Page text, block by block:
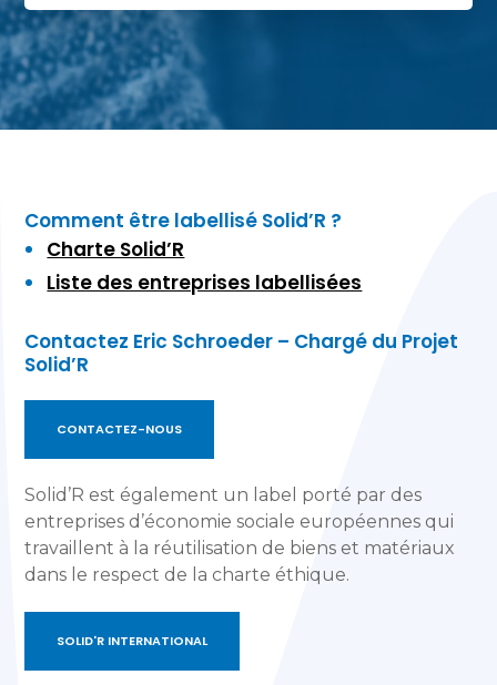
Comment être labellisé Solid’R ?
Charte Solid’R
Liste des entreprises labellisées
Contactez Eric Schroeder – Chargé du Projet
Solid’R
CONTACTEZ-NOUS
Solid’R est également un label porté par des
entreprises d’économie sociale européennes qui
travaillent à la réutilisation de biens et matériaux
dans le respect de la charte éthique.
SOLID'R INTERNATIONAL